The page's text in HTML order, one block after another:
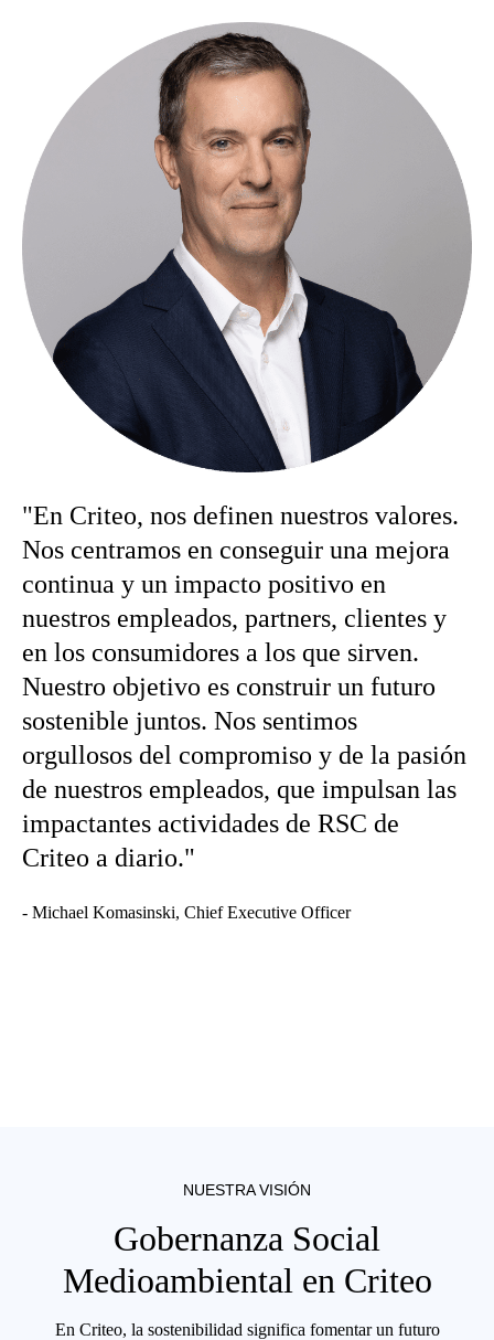
"En Criteo, nos definen nuestros valores.
Nos centramos en conseguir una mejora
continua y un impacto positivo en
nuestros empleados, partners, clientes y
en los consumidores a los que sirven.
Nuestro objetivo es construir un futuro
sostenible juntos. Nos sentimos
orgullosos del compromiso y de la pasión
de nuestros empleados, que impulsan las
impactantes actividades de RSC de
Criteo a diario."
- Michael Komasinski, Chief Executive Officer
NUESTRA VISIÓN
Gobernanza Social
Medioambiental en Criteo
En Criteo, la sostenibilidad significa fomentar un futuro